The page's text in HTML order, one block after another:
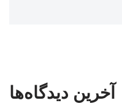
آخرین دیدگاه‌ها